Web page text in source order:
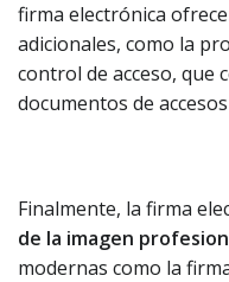
firma electrónica
adicionales, como la
control de acceso,
documentos de
Finalmente, la firma
de la imagen
modernas como la